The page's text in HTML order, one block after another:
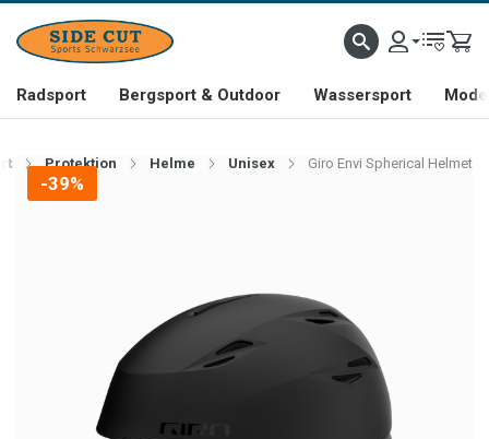
Radsport Bergsport & Outdoor Wassersport
Protektion Helme Unisex Giro Envi Spherical Helmet
-39%